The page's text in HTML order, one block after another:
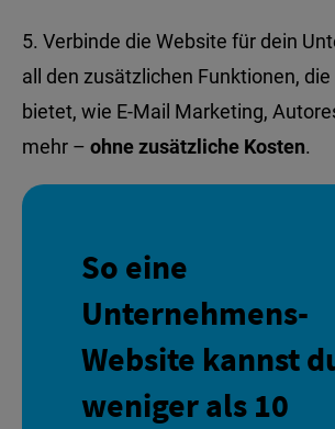
Verbinde die Website für dein
all den zusätzlichen Funktionen, die
bietet, wie E-Mail Marketing,
mehr – ohne zusätzliche Kosten.
So eine
Unternehmens-
Website kannst
weniger als 10